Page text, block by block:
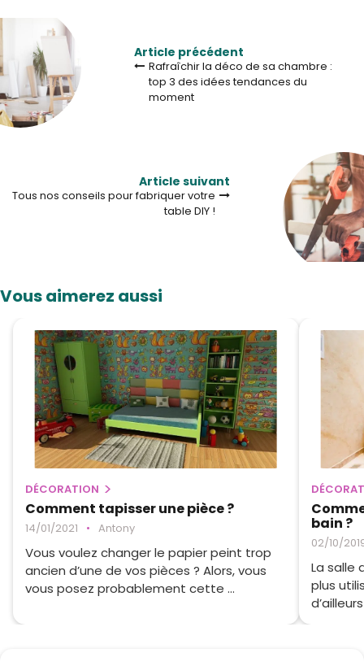
Article précédent
Rafraîchir la déco de sa chambre :
top 3 des idées tendances du
moment
Article suivant
Tous nos conseils pour fabriquer votre
table DIY !
Vous aimerez aussi
DÉCORATION
Comment tapisser une pièce ?
14/01/2021 • Antony
Vous voulez changer le papier peint trop
ancien d’une de vos pièces ? Alors, vous
vous posez probablement cette ...
bain ?
02/10/
La salle
plus